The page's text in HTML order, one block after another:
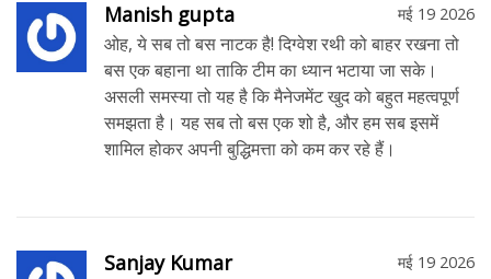
Manish gupta मई 19 2026
ओह, ये सब तो बस नाटक है! दिग्वेश रथी को बाहर रखना तो
बस एक बहाना था ताकि टीम का ध्यान भटाया जा सके।
असली समस्या तो यह है कि मैनेजमेंट खुद को बहुत महत्वपूर्ण
समझता है। यह सब तो बस एक शो है, और हम सब इसमें
शामिल होकर अपनी बुद्धिमत्ता को कम कर रहे हैं।
Sanjay Kumar मई 19 2026